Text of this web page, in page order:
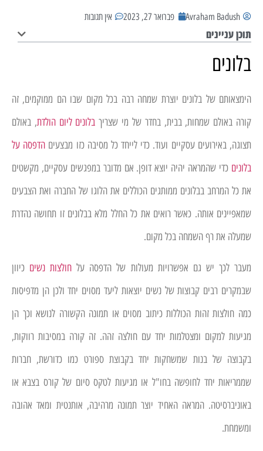
Avraham Badush פברואר 27, 2023 אין תגובות
תוכן עניינים
בלונים
הימצאותם של בלונים יוצרת שמחה רבה בכל מקום שבו הם ממוקמים, זה
קורה באולם שמחות, בבית, בחדר של מי שצריך בלונים ליום הולדת, באולם
תצוגה, באירועים עסקיים ועוד. כדי לייחד כל מסיבה כזו מבצעים הדפסה על
בלונים כדי שהמראה יהיה יוצא דופן. אם מדובר במפגשים עסקיים, מקשטים
את כל המרחב בבלונים ממותגים הכוללים את הלוגו של החברה ואת הצבעים
שמאפיינים אותה. כאשר רואים את כל החלל מלא בבלונים זו תחושה נהדרת
שמעלה את רף השמחה בכל מקום.
מעבר לכך יש גם אפשרויות מעולות של הדפסה על חולצות נשים כיוון
שבמקרים רבים קבוצות של נשים יוצאות ליעד מסוים יחד ולכן הן מדפיסות
כמה חולצות זהות הכוללות כיתוב מסוים או תמונה הקשורה לנושא וכך הן
מגיעות למקום ומצטלמות יחד עם חולצה זהה. זה קורה במסיבות רווקות,
בקבוצה של בנות שמשחקות יחד בקבוצת ספורט כמו כדורשת, חברות
שממריאות יחד לחופשה בחו"ל או מגיעות לטקס סיום של קורס בצבא או
באוניברסיטה. המראה האחיד יוצר תמונה מרהיבה, אותנטית ומאד אהובה
ומשמחת.